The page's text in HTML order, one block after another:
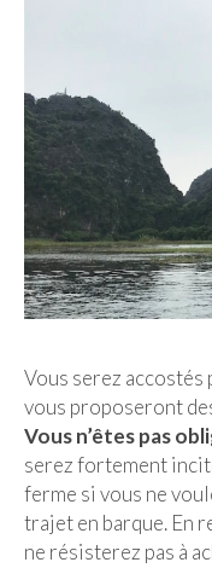
Vous serez accostés
vous proposeront
Vous n’êtes pas
serez fortement
ferme si vous ne
trajet en barque. En
ne résisterez pas à